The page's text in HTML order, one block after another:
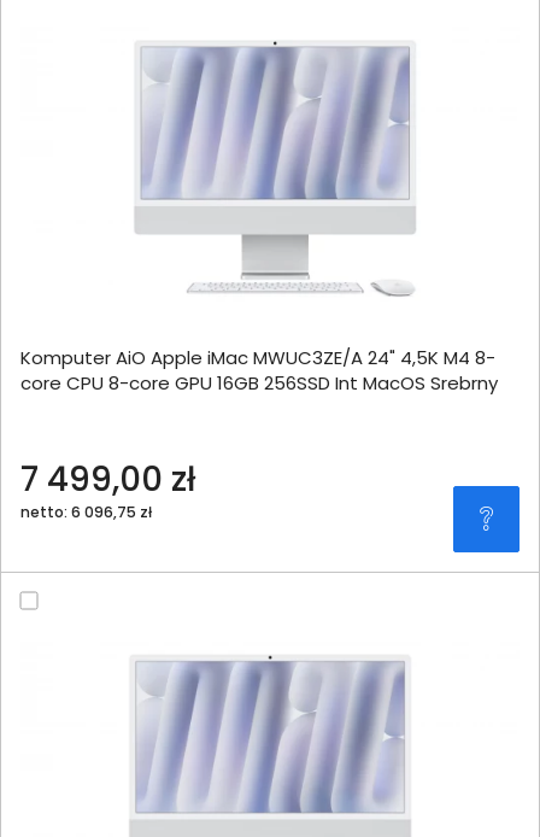
Komputer AiO Apple iMac MWUC3ZE/A 24" 4,5K M4 8-
core CPU 8-core GPU 16GB 256SSD Int MacOS Srebrny
7 499,00 zł
netto: 6 096,75 zł